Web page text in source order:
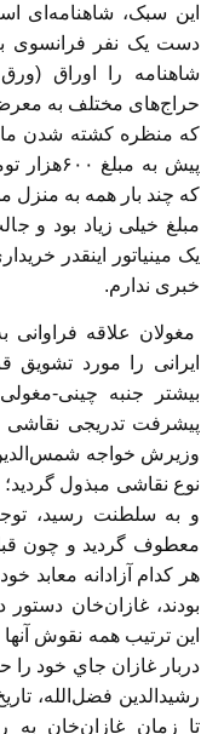
اين سبک، شاهنامه‌ای
دست يک نفر فرانسوی
شاهنامه را اوراق
حراج‌های مختلف به
پيش به
كه چند بار همه به منزل
مبلغ خيلی زياد بود و
يک مينياتور اينقدر
خبری ندارم.
مغولان علاقه فراوانی
ايرانی را مورد تشويق
بيشتر جنبه چينی-
پيشرفت تدريجی نقاشی
وزيرش خواجه
نوع نقاشی مبذول
و به سلطنت رسيد،
معطوف گرديد و چون
هر كدام آزادانه معابد
بودند، غازان‌خان
اين ترتيب همه نقوش
دربار غازان جاي خود
رشيد‌الدين فضل‌الله،
تا زمان غازان‌خان به